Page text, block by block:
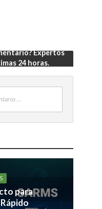
Expertos
24 horas.
para